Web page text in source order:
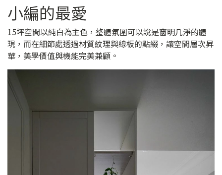
小編的最愛
15坪空間以純白為主色，整體氛圍可以說是窗明几淨的體
現，而在細節處透過材質紋理與線板的點綴，讓空間層次昇
華，美學價值與機能完美兼顧。